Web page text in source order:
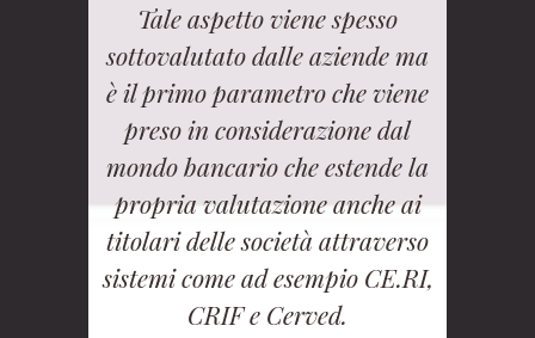
Tale aspetto viene spesso
sottovalutato dalle aziende ma
è il primo parametro che viene
preso in considerazione dal
mondo bancario che estende la
propria valutazione anche ai
titolari delle società attraverso
sistemi come ad esempio CE.RI,
CRIF e Cerved.